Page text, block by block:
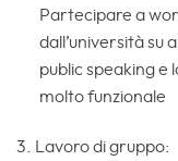
Partecipare a
dall’università su
public speaking e
molto funzionale
3. Lavoro di gruppo: